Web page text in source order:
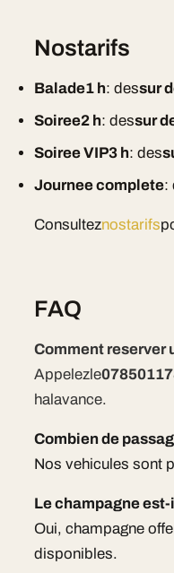
Nostarifs
Balade1 h: dessur
Soiree2 h: dessur
Soiree VIP3 h: des
Journee complete:
Consulteznostarifs
FAQ
Comment reserver
Appelezle
halavance.
Combien de
Nos vehicules sont
Le champagne
Oui, champagne
disponibles.